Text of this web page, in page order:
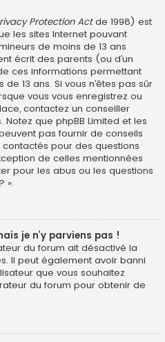
Protection Actde 1998) est
les sites Internet pouvant
de moins de 13 ans
écrit des parents (ou d’un
ces informations permettant
13 ans. Si vous n’êtes pas sûr
vous vous enregistrez ou
contactez un conseiller
que phpBB Limited et les
pas fournir de conseils
pour des questions
de celles mentionnées
pour les abus ou les questions
».
je n’y parviens pas !
du forum ait désactivé la
Il peut également avoir banni
que vous souhaitez
du forum pour obtenir de